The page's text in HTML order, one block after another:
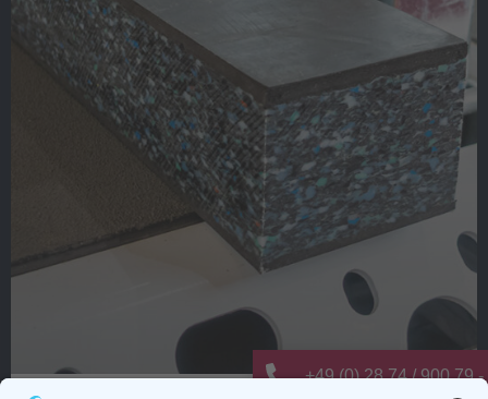
+49 (0) 28 74 / 900 79 -